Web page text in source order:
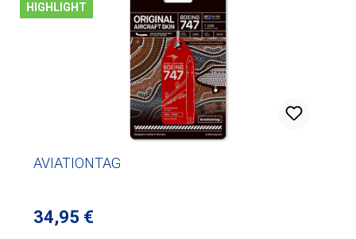
HIGHLIGHT
AVIATIONTAG
Regulärer Preis:
34,95 €